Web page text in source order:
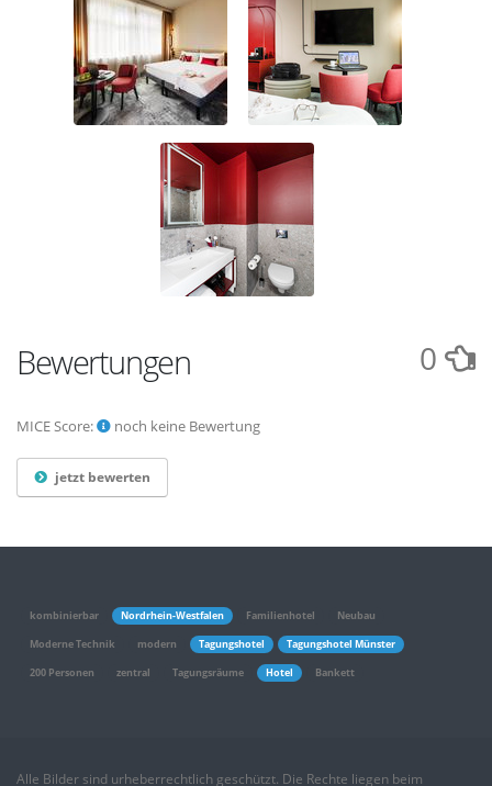
Bewertungen 0
MICE Score: noch keine Bewertung
jetzt bewerten
kombinierbar Nordrhein-Westfalen Familienhotel Neubau
Moderne Technik modern Tagungshotel Tagungshotel Münster
200 Personen zentral Tagungsräume Hotel Bankett
Alle Bilder sind urheberrechtlich geschützt. Die Rechte liegen beim